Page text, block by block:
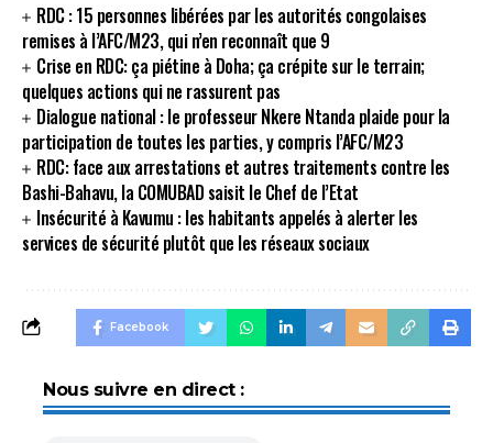
RDC : 15 personnes libérées par les autorités congolaises
remises à l’AFC/M23, qui n’en reconnaît que 9
Crise en RDC: ça piétine à Doha; ça crépite sur le terrain;
quelques actions qui ne rassurent pas
Dialogue national : le professeur Nkere Ntanda plaide pour la
participation de toutes les parties, y compris l’AFC/M23
RDC: face aux arrestations et autres traitements contre les
Bashi-Bahavu, la COMUBAD saisit le Chef de l’Etat
Insécurité à Kavumu : les habitants appelés à alerter les
services de sécurité plutôt que les réseaux sociaux
Facebook
Nous suivre en direct :